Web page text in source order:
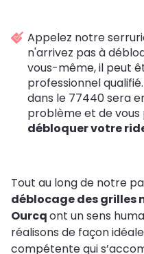
Appelez notre
n'arrivez pas à
vous-même, il peut
professionnel
dans le 77440 sera
problème et de
débloquer votre
Tout au long de notre
déblocage des grilles
Ourcqont un sens
réalisons de façon
compétente qui